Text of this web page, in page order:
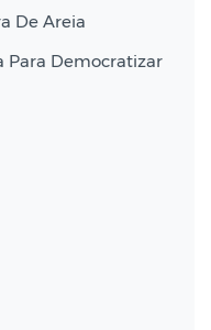
De Areia
Para Democratizar